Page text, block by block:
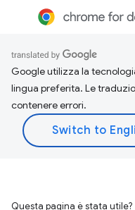
Google utilizza la
lingua preferita. Le
contenere errori.
Questa pagina è stata utile?